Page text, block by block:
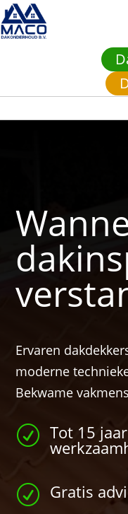
Ervaren
moderne
Bekwame
R Tot 15
R Gratis